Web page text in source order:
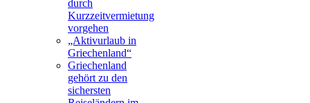
durch
Kurzzeitvermietung
vorgehen
„Aktivurlaub in
Griechenland“
Griechenland
gehört zu den
sichersten